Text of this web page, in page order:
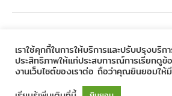
Copyright © 2020Prince of Chumphon
เราใช้คุกกี้ในการให้บริการและปรับปรุงบริ
ประสิทธิภาพให้แก่ประสบการณ์การเรียก
งานเว็บไซต์ของเราต่อ ถือว่าคุณยินยอมให้